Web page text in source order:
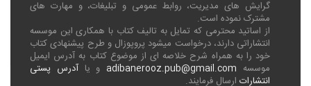
گرایش های مدیریت، روابط عمومی و تبلیغات، و مهارت های
مشترک نموده است.
از اساتید محترمی که تمایل به تالیف کتاب با همکاری این موسسه
انتشاراتی دارند، درخواست میشود پروپوزال و طرح پیشنهادی کتاب
خود را به همراه شرح خلاصه ای از موضوع کتاب به آدرس ایمیل
موسسهadibanerooz.pub@gmail.comو یاآدرس پستی
انتشاراتارسال فرمایند.